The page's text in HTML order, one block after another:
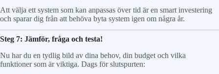
Att välja ett system som kan anpassas över tid är en smart investering
och sparar dig från att behöva byta system igen om några år.
Steg 7: Jämför, fråga och testa!
Nu har du en tydlig bild av dina behov, din budget och vilka
funktioner som är viktiga. Dags för slutspurten: